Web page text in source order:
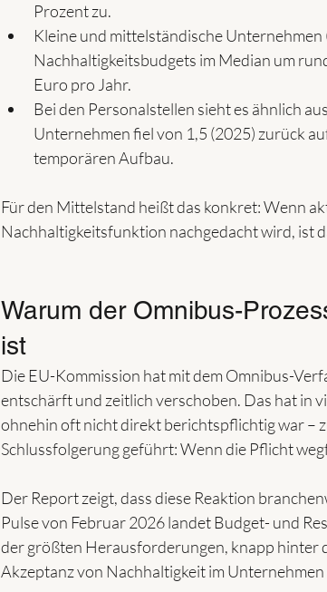
Prozent zu.
Kleine und mittelständische
Nachhaltigkeitsbudgets im Median um
Euro pro Jahr.
Bei den Personalstellen sieht es ähnlich
Unternehmen fiel von 1,5 (2025) zurück
temporären Aufbau.
Für den Mittelstand heißt das konkret: Wenn
Nachhaltigkeitsfunktion nachgedacht wird, ist
Warum der Omnibus-
ist
Die EU-Kommission hat mit dem Omnibus-
entschärft und zeitlich verschoben. Das hat in
ohnehin oft nicht direkt berichtspflichtig war –
Schlussfolgerung geführt: Wenn die Pflicht
Der Report zeigt, dass diese Reaktion
Pulse von Februar 2026 landet Budget- und
der größten Herausforderungen, knapp hinter
Akzeptanz von Nachhaltigkeit im